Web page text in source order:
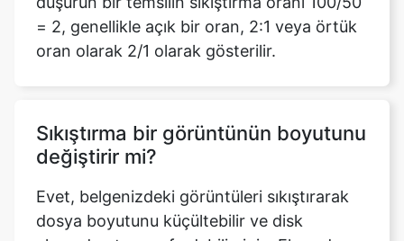
Sıkıştırma bir görüntünün boyutunu
Evet, belgenizdeki görüntüleri sıkıştırarak
dosya boyutunu küçültebilir ve disk
veya e-posta mesajında görüntüleme gibi
görüntüyü nasıl kullanmayı düşündüğüne